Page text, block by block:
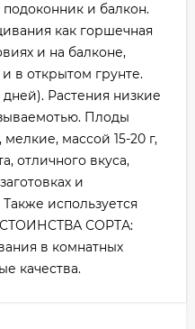
и балкон.
как горшечная
и на балконе,
в открытом грунте.
Растения низкие
Плоды
массой 15-20 г,
отличного вкуса,
и
используется
СОРТА:
в комнатных
качества.